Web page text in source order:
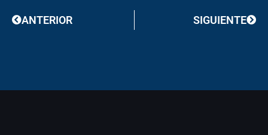
ANTERIOR SIGUIENTE